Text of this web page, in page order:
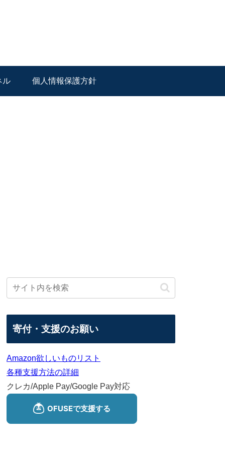
ル 個人情報保護方針
寄付・支援のお願い
Amazon欲しいものリスト
各種支援方法の詳細
クレカ/Apple Pay/Google Pay対応